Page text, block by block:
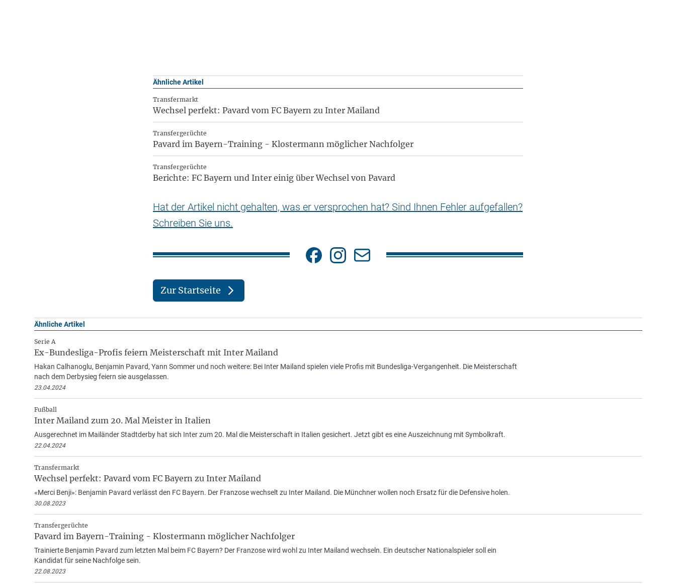
Ähnliche Artikel
Transfermarkt
Wechsel perfekt: Pavard vom FC Bayern zu Inter Mailand
Transfergerüchte
Pavard im Bayern-Training - Klostermann möglicher Nachfolger
Transfergerüchte
Berichte: FC Bayern und Inter einig über Wechsel von Pavard
Hat der Artikel nicht gehalten, was er versprochen hat? Sind Ihnen Fehler aufgefallen?
Schreiben Sie uns.
Zur Startseite
Ähnliche Artikel
Serie A
Ex-Bundesliga-Profis feiern Meisterschaft mit Inter Mailand
Hakan Calhanoglu, Benjamin Pavard, Yann Sommer und noch weitere: Bei Inter Mailand spielen viele Profis mit Bundesliga-Vergangenheit. Die Meisterschaft
nach dem Derbysieg feiern sie ausgelassen.
23.04.2024
Fußball
Inter Mailand zum 20. Mal Meister in Italien
Ausgerechnet im Mailänder Stadtderby hat sich Inter zum 20. Mal die Meisterschaft in Italien gesichert. Jetzt gibt es eine Auszeichnung mit Symbolkraft.
22.04.2024
Transfermarkt
Wechsel perfekt: Pavard vom FC Bayern zu Inter Mailand
«Merci Benji»: Benjamin Pavard verlässt den FC Bayern. Der Franzose wechselt zu Inter Mailand. Die Münchner wollen noch Ersatz für die Defensive holen.
30.08.2023
Transfergerüchte
Pavard im Bayern-Training - Klostermann möglicher Nachfolger
Trainierte Benjamin Pavard zum letzten Mal beim FC Bayern? Der Franzose wird wohl zu Inter Mailand wechseln. Ein deutscher Nationalspieler soll ein
Kandidat für seine Nachfolge sein.
22.08.2023